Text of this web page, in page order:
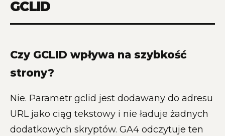
GCLID
Czy GCLID wpływa na szybkość
strony?
Nie. Parametr gclid jest dodawany do adresu
URL jako ciąg tekstowy i nie ładuje żadnych
dodatkowych skryptów. GA4 odczytuje ten